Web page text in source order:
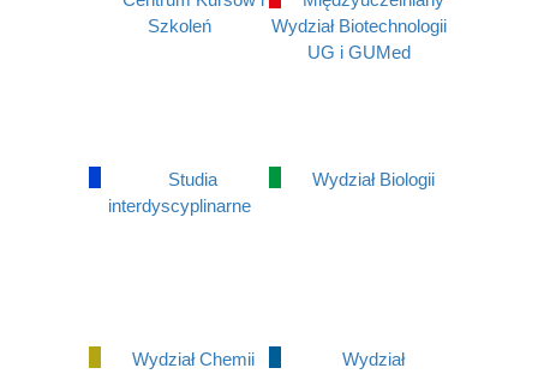
Szkoleń
Wydział Biotechnologii
UG i GUMed
Studia
interdyscyplinarne
Wydział Biologii
Wydział Chemii
Wydział